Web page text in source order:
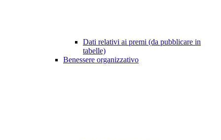
Dati relativi ai premi (da pubblicare in
tabelle)
Benessere organizzativo